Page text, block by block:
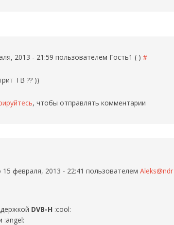
2013 - 21:59 пользователем Гость1 ( ) #
ТВ ?? ))
, чтобы отправлять комментарии
февраля, 2013 - 22:41 пользователем Aleks@ndr
DVB-H :cool:
:angel: